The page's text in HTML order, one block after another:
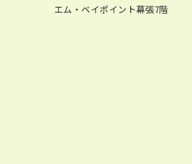
エム・ベイポイント幕張7階